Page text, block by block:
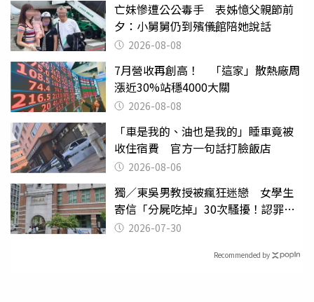
亡妹慘遭公公毒手 表姊憶父親節前
夕：小舅舅仍到殯儀館陪她說話
2026-08-08
7月營收再創高！ 「這家」散熱廠周
漲近30%站穩4000大關
2026-08-08
「車是我的、油也是我的」睡車竟被
收住宿費 官方一句話打臉飯店
2026-08-06
獨／東吳男教授被瘋狂迷戀 女學生
寄信「分屍吃掉」30次騷擾！認罪免
關 2026-07-30
Recommended by